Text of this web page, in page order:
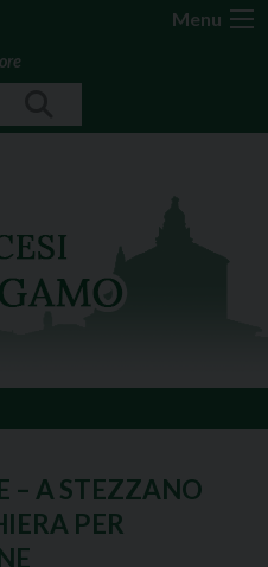
Menu
– A STEZZANO
PER